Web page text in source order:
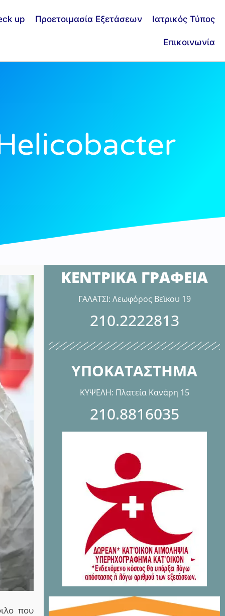
up Προετοιμασία Εξετάσεων Ιατρικός Τύπος
Επικοινωνία
που
ΚΕΝΤΡΙΚΑ ΓΡΑΦΕΙΑ
ΓΑΛΑΤΣΙ: Λεωφόρος Βεϊκου 19
210.2222813
ΥΠΟΚΑΤΑΣΤΗΜΑ
ΚΥΨΕΛΗ: Πλατεία Κανάρη 15
210.8816035